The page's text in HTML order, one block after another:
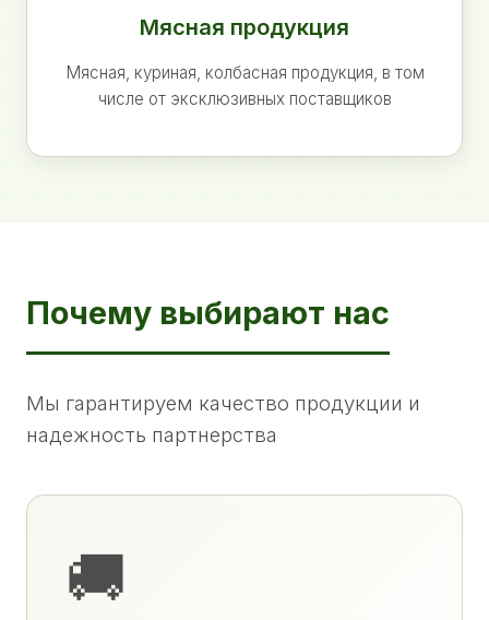
Мясная продукция
Мясная, куриная, колбасная продукция, в том
числе от эксклюзивных поставщиков
Почему выбирают нас
Мы гарантируем качество продукции и
надежность партнерства
🚚